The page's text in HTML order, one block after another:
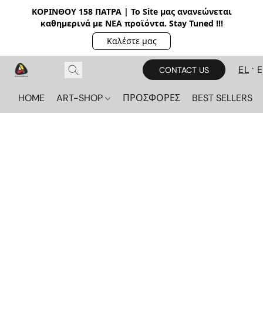
ΚΟΡΙΝΘΟΥ 158 ΠΑΤΡΑ | Το Site μας ανανεώνεται
καθημερινά με ΝΕΑ προϊόντα. Stay Tuned !!!
Καλέστε μας
CONTACT US EL
HOME ART-SHOP ΠΡΟΣΦΟΡΕΣ BEST SELLERS